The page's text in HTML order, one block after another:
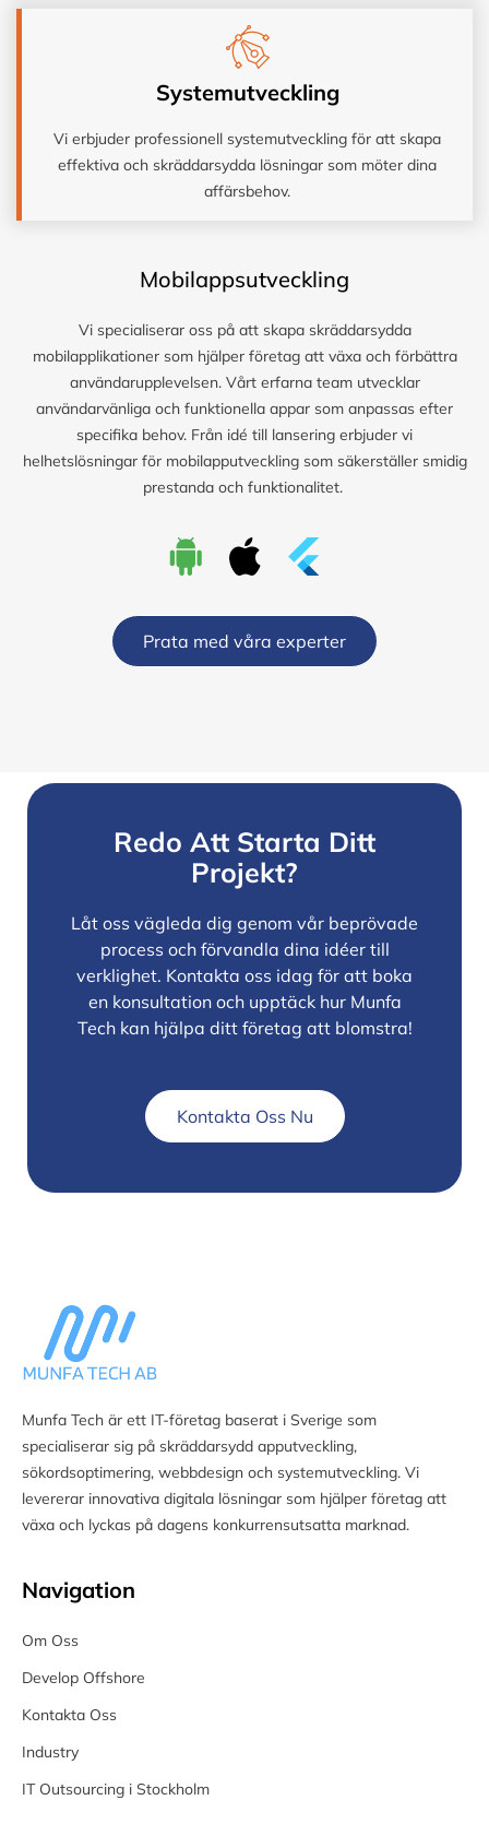
Systemutveckling
Vi erbjuder professionell systemutveckling för att skapa
effektiva och skräddarsydda lösningar som möter dina
affärsbehov.
Mobilappsutveckling
Vi specialiserar oss på att skapa skräddarsydda
mobilapplikationer som hjälper företag att växa och förbättra
användarupplevelsen. Vårt erfarna team utvecklar
användarvänliga och funktionella appar som anpassas efter
specifika behov. Från idé till lansering erbjuder vi
helhetslösningar för mobilapputveckling som säkerställer smidig
prestanda och funktionalitet.
Prata med våra experter
Redo Att Starta Ditt
Projekt?
Låt oss vägleda dig genom vår beprövade
process och förvandla dina idéer till
verklighet. Kontakta oss idag för att boka
en konsultation och upptäck hur Munfa
Tech kan hjälpa ditt företag att blomstra!
Kontakta Oss Nu
Munfa Tech är ett IT-företag baserat i Sverige som
specialiserar sig på skräddarsydd apputveckling,
sökordsoptimering, webbdesign och systemutveckling. Vi
levererar innovativa digitala lösningar som hjälper företag att
växa och lyckas på dagens konkurrensutsatta marknad.
Navigation
Om Oss
Develop Offshore
Kontakta Oss
Industry
IT Outsourcing i Stockholm